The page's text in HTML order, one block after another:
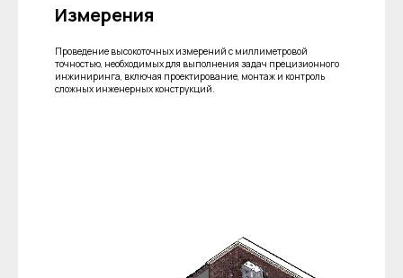
Измерения
Проведение высокоточных измерений с миллиметровой
точностью, необходимых для выполнения задач прецизионного
инжиниринга, включая проектирование, монтаж и контроль
сложных инженерных конструкций.